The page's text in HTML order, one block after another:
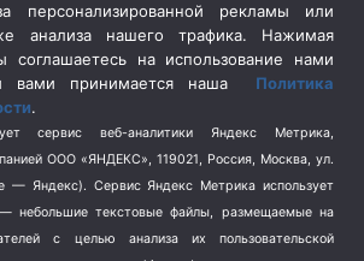
(3)
(404)
персонализированной рекламы или
анализа нашего трафика. Нажимая
соглашаетесь на использование нами
вами принимается наша Политика
.
сервис веб-аналитики Яндекс Метрика,
ООО «ЯНДЕКС», 119021, Россия, Москва, ул.
— Яндекс). Сервис Яндекс Метрика использует
небольшие текстовые файлы, размещаемые на
с целью анализа их пользовательской